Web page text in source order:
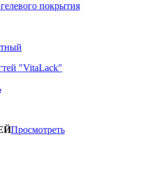
покрытия
"VitaLack"
Просмотреть